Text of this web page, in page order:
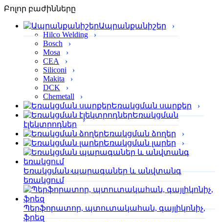
Բոլոր բաժինները
Ապրանքանիշեր
Hilco Welding
Bosch
Mosa
CEA
Siliconi
Makita
DCK
Chemetall
Եռակցման սարքեր
Եռակցման
էլեկտրոդներ
Եռակցման ձողեր
Եռակցման լարեր
Եռակցման պարագաներ և անվտանգ
եռակցում
Պերֆորա­տոր, պտուտակահան, գայլիկոնիչ,
ֆրեզ